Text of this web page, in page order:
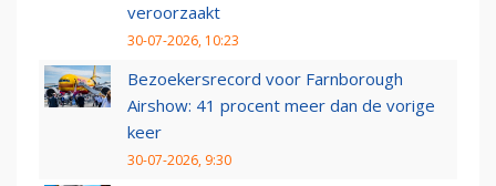
veroorzaakt
30-07-2026, 10:23
Bezoekersrecord voor Farnborough
Airshow: 41 procent meer dan de vorige
keer
30-07-2026, 9:30